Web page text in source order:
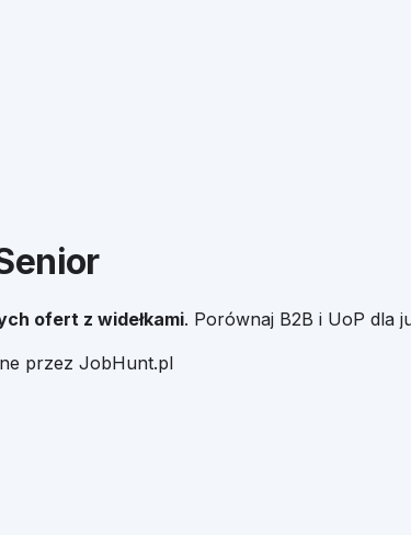
ofert z widełkami. Porównaj B2B i UoP dla
przez JobHunt.pl